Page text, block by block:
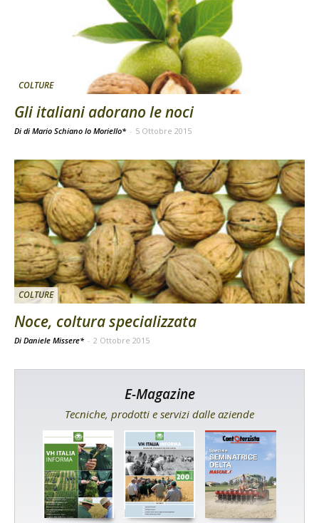
COLTURE
Gli italiani adorano le noci
Di di Mario Schiano lo Moriello* - 5 Ottobre 2015
COLTURE
Noce, coltura specializzata
Di Daniele Missere* - 2 Ottobre 2015
E-Magazine
Tecniche, prodotti e servizi dalle aziende